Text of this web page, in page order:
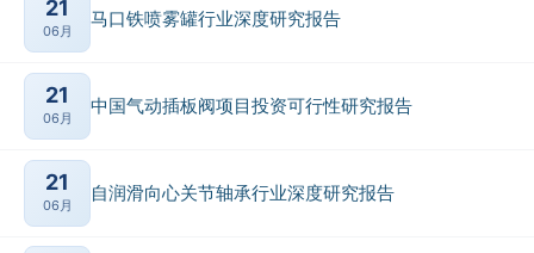
21
06月
马口铁喷雾罐行业深度研究报告
21
06月
中国气动插板阀项目投资可行性研究报告
21
06月
自润滑向心关节轴承行业深度研究报告